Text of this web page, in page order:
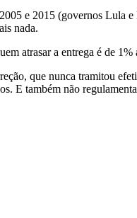
e 2015 (governos Lula
nada.
atrasar a entrega é de
que nunca tramitou
E também não